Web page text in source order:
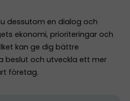
dessutom en dialog och
ekonomi, prioriteringar och
kan ge dig bättre
och utveckla ett mer
företag.